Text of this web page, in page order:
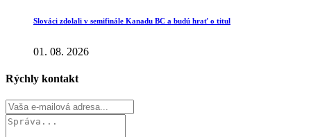
Slováci zdolali v semifinále Kanadu BC a budú hrať o titul
01. 08. 2026
Rýchly kontakt